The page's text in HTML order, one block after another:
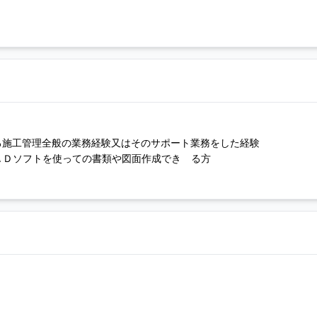
工管理全般の業務経験又はそのサポート業務をした経験
ソフトを使っての書類や図面作成でき る方